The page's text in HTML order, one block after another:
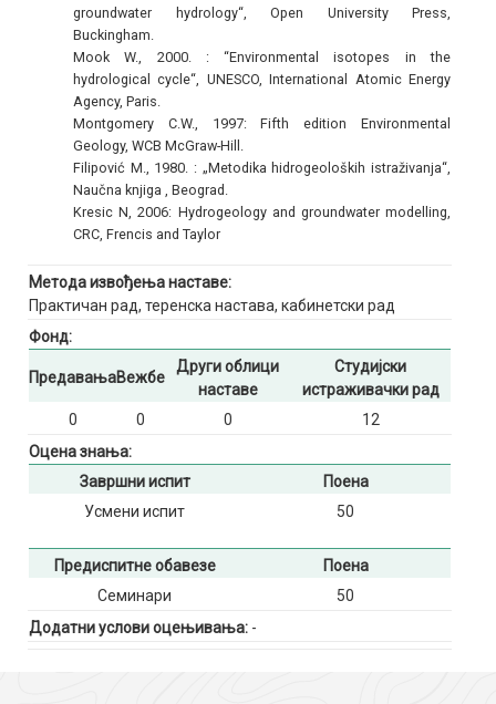
groundwater hydrology“, Open University Press,
Buckingham.
Mook W., 2000. : “Environmental isotopes in the
hydrological cycle“, UNESCO, International Atomic Energy
Agency, Paris.
Montgomery C.W., 1997: Fifth edition Environmental
Geology, WCB McGraw-Hill.
Filipović M., 1980. : „Metodika hidrogeoloških istraživanja“,
Naučna knjiga , Beograd.
Kresic N, 2006: Hydrogeology and groundwater modelling,
CRC, Frencis and Taylor
Метода извођења наставе:
Практичан рад, теренска настава, кабинетски рад
Фонд:
ПредавањаВежбе
Други облици
наставе
Студијски
истраживачки рад
0
0 0
12
Оцена знања:
Завршни испит
Поена
Усмени испит
50
Предиспитне обавезе
Поена
Семинари
50
Додатни услови оцењивања: -